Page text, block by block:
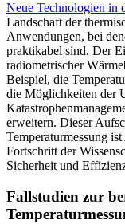
Neue Technologien in
Landschaft der
Anwendungen, bei
praktikabel sind. Der
radiometrischer
Beispiel, die
die Möglichkeiten der
erweitern. Dieser
Temperaturmessung
Fortschritt der
Sicherheit und
Fallstudien zur